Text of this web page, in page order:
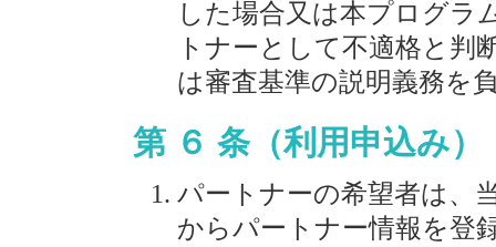
した場合又は本プログラ
トナーとして不適格と判
は審査基準の説明義務を
第 ６ 条（利用申込み）
パートナーの希望者は、
からパートナー情報を登